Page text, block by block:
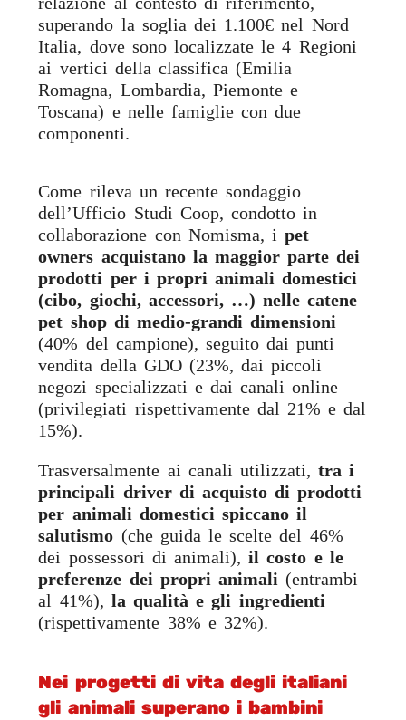
superando la soglia dei 1.100€ nel Nord
Italia, dove sono localizzate le 4 Regioni
ai vertici della classifica (Emilia
Romagna, Lombardia, Piemonte e
Toscana) e nelle famiglie con due
componenti.
Come rileva un recente sondaggio
dell’Ufficio Studi Coop, condotto in
collaborazione con Nomisma, i pet
owners acquistano la maggior parte dei
prodotti per i propri animali domestici
(cibo, giochi, accessori, …) nelle catene
pet shop di medio-grandi dimensioni
(40% del campione), seguito dai punti
vendita della GDO (23%, dai piccoli
negozi specializzati e dai canali online
(privilegiati rispettivamente dal 21% e dal
15%).
Trasversalmente ai canali utilizzati, tra i
principali driver di acquisto di prodotti
per animali domestici spiccano il
salutismo (che guida le scelte del 46%
dei possessori di animali),il costo e le
preferenze dei propri animali (entrambi
al 41%), la qualità e gli ingredienti
(rispettivamente 38% e 32%).
Nei progetti di vita degli italiani
gli animali superano i bambini